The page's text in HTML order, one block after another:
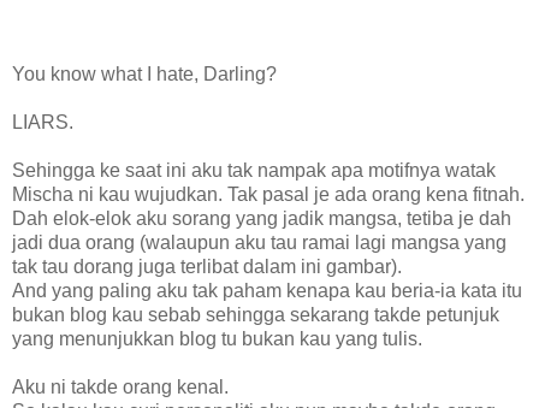
You know what I hate, Darling?
LIARS.
Sehingga ke saat ini aku tak nampak apa motifnya watak
Mischa ni kau wujudkan. Tak pasal je ada orang kena fitnah.
Dah elok-elok aku sorang yang jadik mangsa, tetiba je dah
jadi dua orang (walaupun aku tau ramai lagi mangsa yang
tak tau dorang juga terlibat dalam ini gambar).
And yang paling aku tak paham kenapa kau beria-ia kata itu
bukan blog kau sebab sehingga sekarang takde petunjuk
yang menunjukkan blog tu bukan kau yang tulis.
Aku ni takde orang kenal.